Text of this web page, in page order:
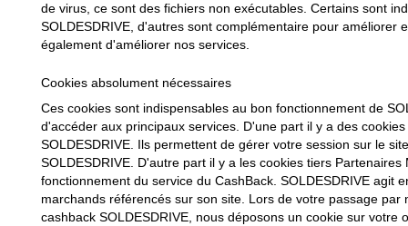
de virus, ce sont des fichiers non exécutables. Certains sont
SOLDESDRIVE, d'autres sont complémentaire pour
également d'améliorer nos services.
Cookies absolument nécessaires
Ces cookies sont indispensables au bon fonctionnement de
d'accéder aux principaux services. D'une part il y a des
SOLDESDRIVE. Ils permettent de gérer votre session sur le
SOLDESDRIVE. D'autre part il y a les cookies tiers
fonctionnement du service du CashBack. SOLDESDRIVE agit
marchands référencés sur son site. Lors de votre passage
cashback SOLDESDRIVE, nous déposons un cookie sur